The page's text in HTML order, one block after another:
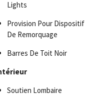
Lights
Provision Pour Dispositif
De Remorquage
Barres De Toit Noir
Soutien Lombaire